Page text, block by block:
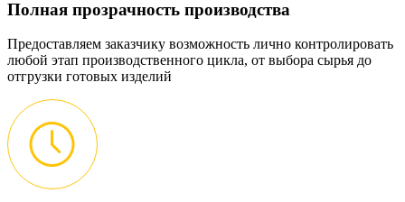
Полная прозрачность производства
Предоставляем заказчику возможность лично контролировать
любой этап производственного цикла, от выбора сырья до
отгрузки готовых изделий